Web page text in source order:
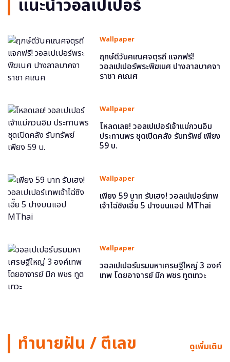
แนะนำวอลเปเปอร์
Wallpaper
ฤกษ์ดีวันคเณศจตุรถี แจกฟรี!
วอลเปเปอร์พระพิฆเนศ ปางลาลบาคจา
ราชา คเณศ
Wallpaper
โหลดเลย! วอลเปเปอร์เจ้าแม่กวนอิม
ประทานพร ชุดเปิดคลัง รับทรัพย์ เพียง
59 บ.
Wallpaper
เพียง 59 บาท รับเฮง! วอลเปเปอร์เทพ
เจ้าไฉ่ซิงเอี๊ย 5 ปางบนแอป MThai
Wallpaper
วอลเปเปอร์บรมมหาเศรษฐีใหญ่ 3 องค์
เทพ โดยอาจารย์ มิก พชร ทูตเทวะ
ทำนายฝัน / ตีเลข ดูเพิ่มเติม